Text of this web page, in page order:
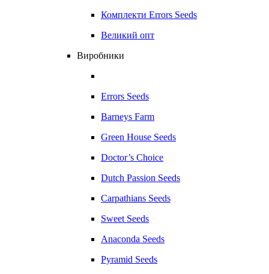
Комплекти Errors Seeds
Великий опт
Виробники
Errors Seeds
Barneys Farm
Green House Seeds
Doctor’s Choice
Dutch Passion Seeds
Carpathians Seeds
Sweet Seeds
Anaconda Seeds
Pyramid Seeds